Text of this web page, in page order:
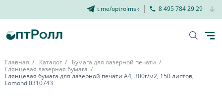
t.me/optrolmsk 8 495 784 29 29
Главная Каталог
Бумага для лазерной печати
Глянцевая лазерная бумага
Глянцевая бумага для лазерной печати А4, 300г/м2, 150 листов,
Lomond 0310743